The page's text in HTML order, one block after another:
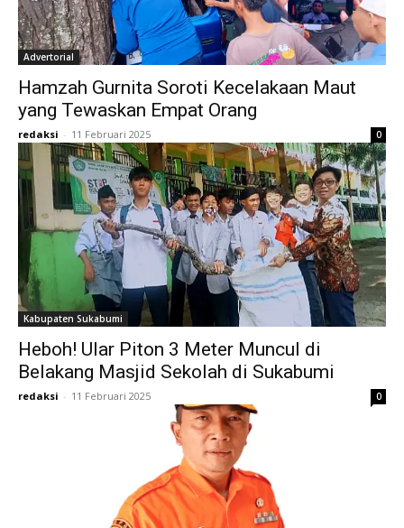
Advertorial
Hamzah Gurnita Soroti Kecelakaan Maut
yang Tewaskan Empat Orang
redaksi - 11 Februari 2025 0
Kabupaten Sukabumi
Heboh! Ular Piton 3 Meter Muncul di
Belakang Masjid Sekolah di Sukabumi
redaksi - 11 Februari 2025 0